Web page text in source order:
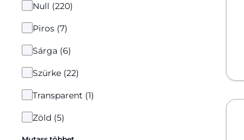
Null (220)
Piros (7)
Sárga (6)
Szürke (22)
Transparent (1)
Zöld (5)